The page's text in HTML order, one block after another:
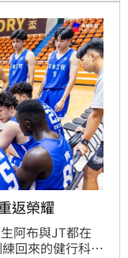
返榮耀
阿布與JT都在
回來的健行科大